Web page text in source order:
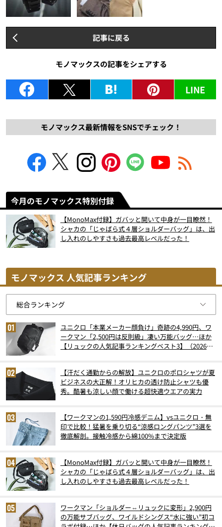
記事に戻る
モノマックスの記事をシェアする
LINE
モノマックス最新情報をSNSでチェック！
今月のモノマックス特別付録
【MonoMax付録】ガバッと開いて中身が一目瞭然！
シャカの「じゃばら式４層ショルダーバッグ」は、出
し入れのしやすさも過去最高レベルだった！
モノマックス 人気記事ランキング
ユニクロ「本業メーカー顔負け」奇跡の4,990円、ワ
ークマン「2,500円は反則級」凄い万能バッグ…ほか
【リュックの人気記事ランキングベスト3】（2026年
【汗だく通勤からの解放】ユニクロのポロシャツが夏
ビジネスの大正解！オリヒカの透け防止シャツも優
秀。酷暑も涼しい顔で働ける超快適ウエアの実力
【ワークマンの1,590円冷感デニム】vsユニクロ・無
印で比較！猛暑を乗り切る“涼感ロングパンツ”3選を
徹底解剖。接触冷感から綿100%まで決定版
【MonoMax付録】ガバッと開いて中身が一目瞭然！
シャカの「じゃばら式４層ショルダーバッグ」は、出
し入れのしやすさも過去最高レベルだった！
ワークマン「ショルダー⇔リュックに変形」2,900円
の万能サブバッグ、ワイルドシングス“水に強い”初コ